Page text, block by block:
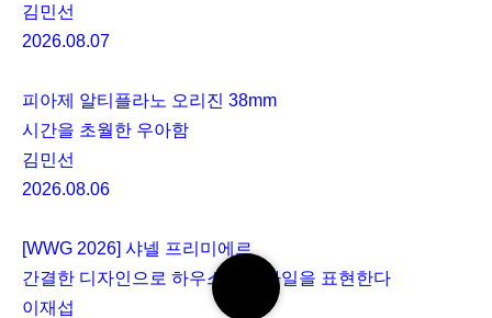
검
색
김민선
2026.08.07
피아제 알티플라노 오리진 38mm
시간을 초월한 우아함
김민선
2026.08.06
[WWG 2026] 샤넬 프리미에르
간결한 디자인으로 하우스의 스타일을 표현한다
이재섭